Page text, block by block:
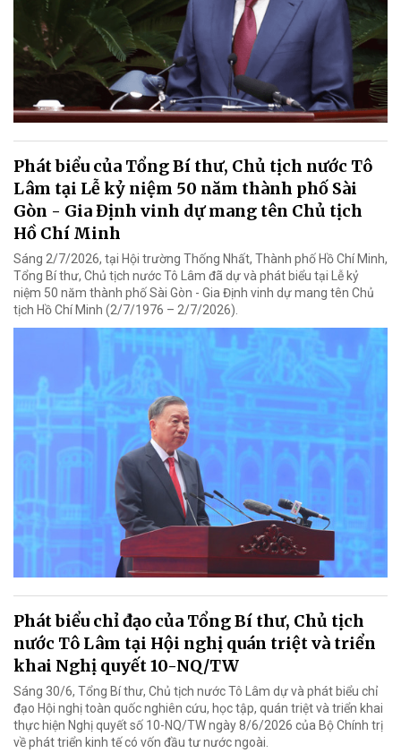
Phát biểu của Tổng Bí thư, Chủ tịch nước Tô
Lâm tại Lễ kỷ niệm 50 năm thành phố Sài
Gòn - Gia Định vinh dự mang tên Chủ tịch
Hồ Chí Minh
Sáng 2/7/2026, tại Hội trường Thống Nhất, Thành phố Hồ Chí Minh,
Tổng Bí thư, Chủ tịch nước Tô Lâm đã dự và phát biểu tại Lễ kỷ
niệm 50 năm thành phố Sài Gòn - Gia Định vinh dự mang tên Chủ
tịch Hồ Chí Minh (2/7/1976 – 2/7/2026).
Phát biểu chỉ đạo của Tổng Bí thư, Chủ tịch
nước Tô Lâm tại Hội nghị quán triệt và triển
khai Nghị quyết 10-NQ/TW
Sáng 30/6, Tổng Bí thư, Chủ tịch nước Tô Lâm dự và phát biểu chỉ
đạo Hội nghị toàn quốc nghiên cứu, học tập, quán triệt và triển khai
thực hiện Nghị quyết số 10-NQ/TW ngày 8/6/2026 của Bộ Chính trị
về phát triển kinh tế có vốn đầu tư nước ngoài.